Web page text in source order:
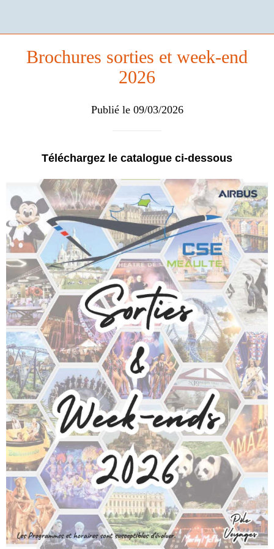
Brochures sorties et week-end
2026
Publié le 09/03/2026
Téléchargez le catalogue ci-dessous